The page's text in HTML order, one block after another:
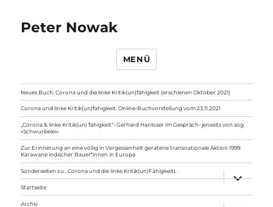
Peter Nowak
MENÜ
Neues Buch: Corona und die linke Kritik(un)fähigkeit (erschienen Oktober 2021)
Corona und linke Kritik(un)fähigkeit. Online-Buchvorstellung vom 23.11.2021
„Corona & linke Kritik(un) fähigkeit“- Gerhard Hanloser im Gespräch- jenseits von sog.
»Schwurbelei«
Zur Erinnerung an eine völlig in Vergessenheit geratene transnationale Aktion 1999:
Karawane indischer Bauer*innen in Europa
Sonderseiten zu…Corona und die linke Kritik(un)Fähigkeit).
anzeigen
Startseite
Archiv